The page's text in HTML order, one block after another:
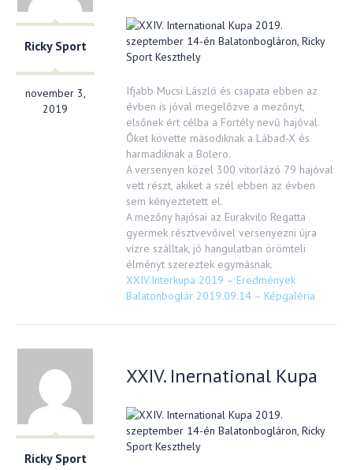
Ricky Sport
november 3,
2019
Ifjabb Mucsi László és csapata ebben az
évben is jóval megelőzve a mezőnyt,
elsőnek ért célba a Fortély nevű hajóval.
Őket követte másodiknak a Lábad-X és
harmadiknak a Bolero.
A versenyen közel 300 vitorlázó 79 hajóval
vett részt, akiket a szél ebben az évben
sem kényeztetett el.
A mezőny hajósai az Eurakvilo Regatta
gyermek résztvevőivel versenyezni újra
vízre szálltak, jó hangulatban örömteli
élményt szereztek egymásnak.
XXIV.Interkupa 2019 – Eredmények
Balatonboglár 2019.09.14 – Képgaléria
Ricky Sport
XXIV. Inernational Kupa